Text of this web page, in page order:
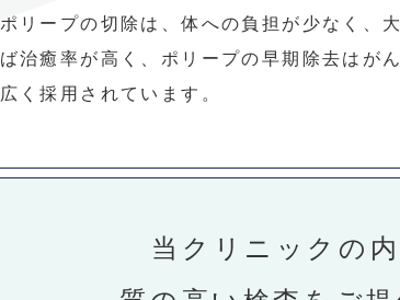
リープの切除は、体への負担が少なく、
治癒率が高く、ポリープの早期除去はが
く採用されています。
当クリニックの